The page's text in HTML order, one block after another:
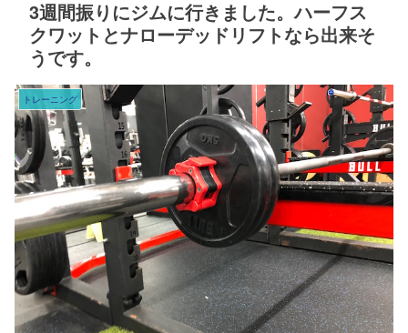
3週間振りにジムに行きました。ハーフス
クワットとナローデッドリフトなら出来そ
うです。
トレーニング